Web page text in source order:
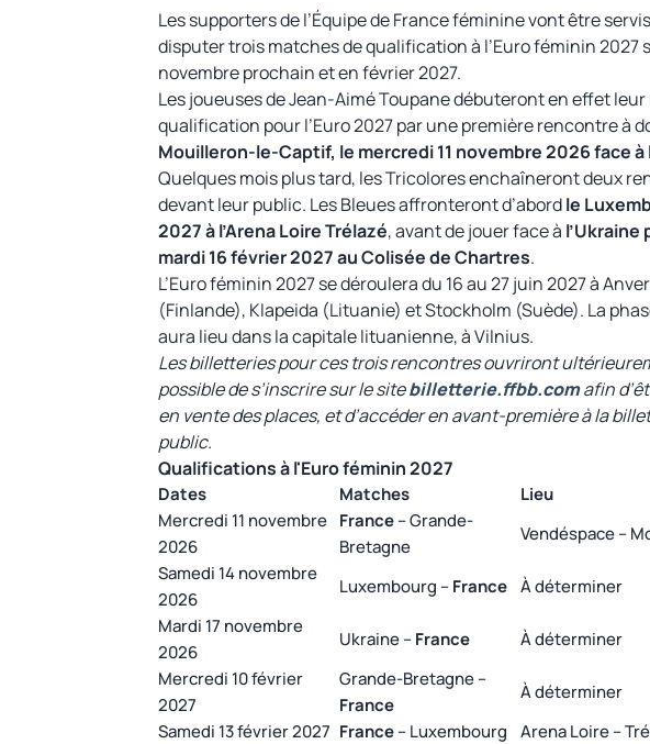
Les supporters de l’Équipe de France féminine vont être
disputer trois matches de qualification à l’Euro féminin 2027
novembre prochain et en février 2027.
Les joueuses de Jean-Aimé Toupane débuteront en effet
qualification pour l’Euro 2027 par une première rencontre à
Mouilleron-le-Captif, le mercredi 11 novembre 2026 face
Quelques mois plus tard, les Tricolores enchaîneront deux
devant leur public. Les Bleues affronteront d’abordle
2027 à l’Arena Loire Trélazé, avant de jouer face à l’Ukraine
mardi 16 février 2027 au Colisée de Chartres.
L’Euro féminin 2027 se déroulera du 16 au 27 juin 2027 à
(Finlande), Klapeida (Lituanie) et Stockholm (Suède). La
aura lieu dans la capitale lituanienne, à Vilnius.
Les billetteries pour ces trois rencontres ouvriront
possible de s’inscrire sur le sitebilletterie.ffbb.comafin
en vente des places, et d’accéder en avant-première à la
public.
Qualifications à l'Euro féminin 2027
Dates Matches
Lieu
Mercredi 11 novembre
2026
France– Grande-
Bretagne
Vendéspace –
Samedi 14 novembre
2026
Luxembourg –France À déterminer
Mardi 17 novembre
2026
Ukraine –France
À déterminer
Mercredi 10 février
2027
Grande-Bretagne –
France
À déterminer
Samedi 13 février 2027 France– Luxembourg
Arena Loire –